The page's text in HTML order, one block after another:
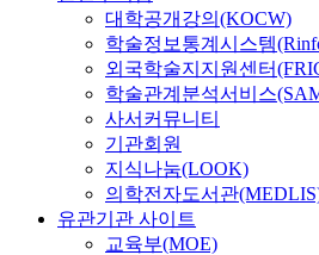
대학공개강의(KOCW)
학술정보통계시스템
외국학술지지원센터
학술관계분석서비스
사서커뮤니티
기관회원
지식나눔(LOOK)
의학전자도서관
유관기관 사이트
교육부(MOE)